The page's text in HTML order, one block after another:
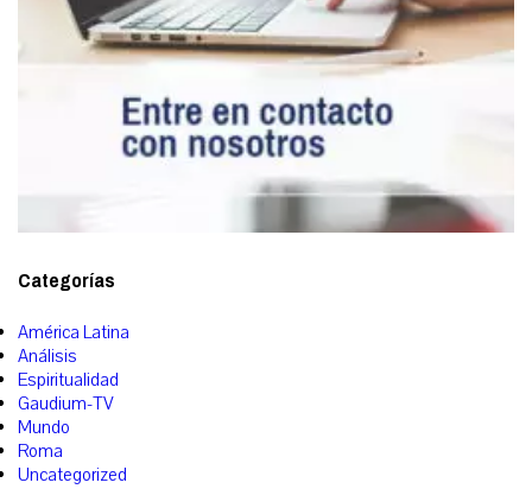
Categorías
América Latina
Análisis
Espiritualidad
Gaudium-TV
Mundo
Roma
Uncategorized